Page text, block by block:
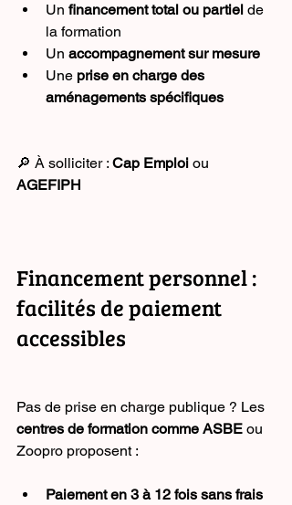
Un financement total ou partiel de
la formation
Un accompagnement sur mesure
Une prise en charge des
aménagements spécifiques
🔎 À solliciter : Cap Emploi ou
AGEFIPH
Financement personnel :
facilités de paiement
accessibles
Pas de prise en charge publique ? Les
centres de formation comme ASBE ou
Zoopro proposent :
Paiement en 3 à 12 fois sans frais